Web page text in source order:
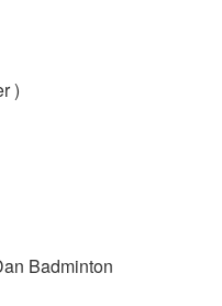
)
Badminton